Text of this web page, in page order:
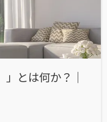
」とは何か？｜